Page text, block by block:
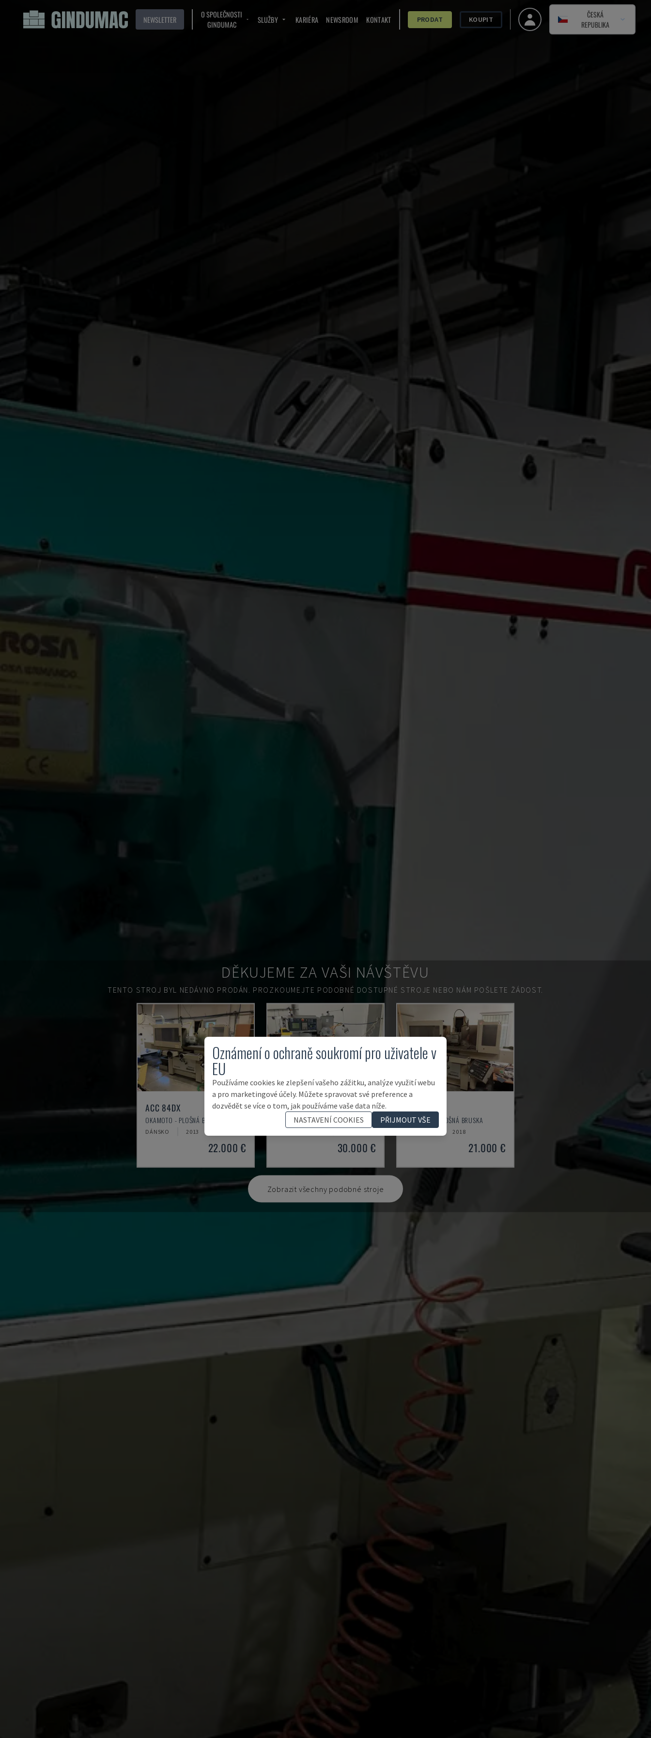
NEWSLETTER
O SPOLEČNOSTI
GINDUMAC
SLUŽBY KARIÉRA NEWSROOM KONTAKT PRODAT KOUPIT
ČESKÁ
REPUBLIKA
DĚKUJEME ZA VAŠI NÁVŠTĚVU
TENTO STROJ BYL NEDÁVNO PRODÁN. PROZKOUMEJTE PODOBNÉ DOSTUPNÉ STROJE NEBO NÁM POŠLETE ŽÁDOST.
ACC 84DX
OKAMOTO - PLOŠNÁ BRUSKA
DÁNSKO 2013
22.000 €
FORMAT 5-200
JONES & SHIPMAN - PLOŠNÁ BRUSKA
30.000 €
OKAMOTO - PLOŠNÁ BRUSKA
2018
21.000 €
Zobrazit všechny podobné stroje
Oznámení o ochraně soukromí pro uživatele v
EU
Používáme cookies ke zlepšení vašeho zážitku, analýze využití webu
a pro marketingové účely. Můžete spravovat své preference a
dozvědět se více o tom, jak používáme vaše data níže.
NASTAVENÍ COOKIES
PŘIJMOUT VŠE